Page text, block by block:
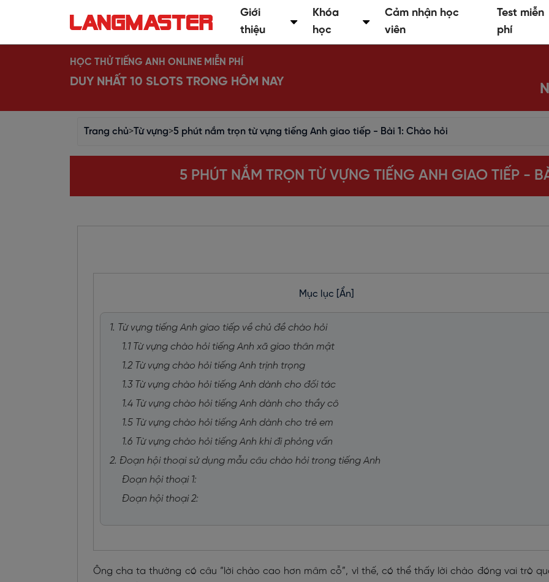
Giới
thiệu
Khóa
học
Cảm nhận học
viên
Test miễn
phí
HỌC THỬ TIẾNG ANH ONLINE MIỄN PHÍ
DUY NHẤT 10 SLOTS TRONG HÔM NAY
Trang chủ>Từ vựng>5 phút nắm trọn từ vựng tiếng Anh giao tiếp - Bài 1: Chào hỏi
5 PHÚT NẮM TRỌN TỪ VỰNG TIẾNG ANH GIAO TIẾP -
Mục lục [Ẩn]
1. Từ vựng tiếng Anh giao tiếp về chủ đề chào hỏi
1.1 Từ vựng chào hỏi tiếng Anh xã giao thân mật
1.2 Từ vựng chào hỏi tiếng Anh trịnh trọng
1.3 Từ vựng chào hỏi tiếng Anh dành cho đối tác
1.4 Từ vựng chào hỏi tiếng Anh dành cho thầy cô
1.5 Từ vựng chào hỏi tiếng Anh dành cho trẻ em
1.6 Từ vựng chào hỏi tiếng Anh khi đi phỏng vấn
2. Đoạn hội thoại sử dụng mẫu câu chào hỏi trong tiếng Anh
Đoạn hội thoại 1:
Đoạn hội thoại 2:
Ông cha ta thường có câu “lời chào cao hơn mâm cỗ”, vì thế, có thể thấy lời chào đóng vai trò